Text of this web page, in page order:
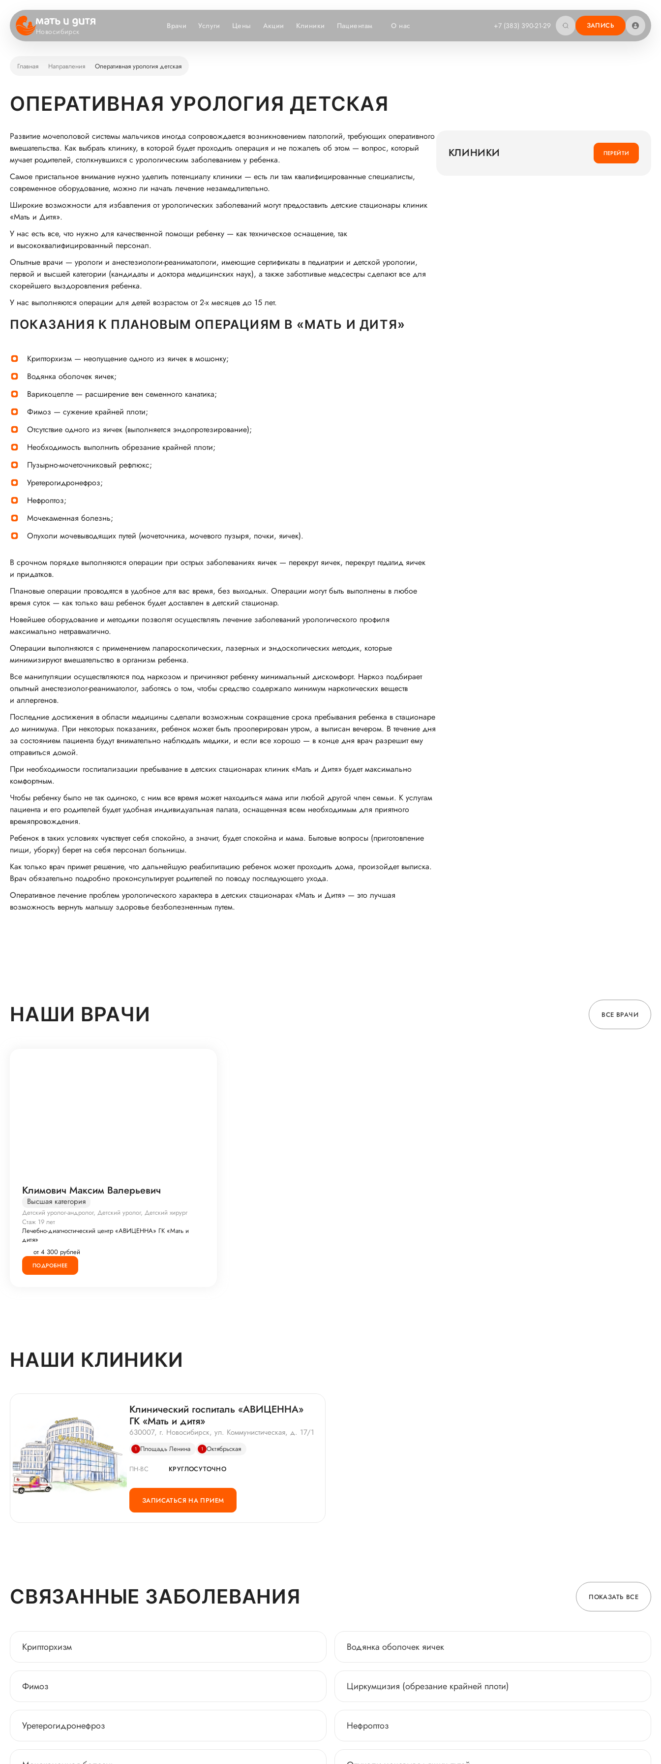
Новосибирск
Врачи Услуги Цены Акции Клиники Пациентам О нас +7 (383) 390-21-29 ЗАПИСЬ
Главная Направления Оперативная урология детская
ОПЕРАТИВНАЯ УРОЛОГИЯ ДЕТСКАЯ
Развитие мочеполовой системы мальчиков иногда сопровождается возникновением патологий, требующих оперативного
вмешательства. Как выбрать клинику, в которой будет проходить операция и не пожалеть об этом — вопрос, который
мучает родителей, столкнувшихся с урологическим заболеванием у ребенка.
Самое пристальное внимание нужно уделить потенциалу клиники — есть ли там квалифицированные специалисты,
современное оборудование, можно ли начать лечение незамедлительно.
Широкие возможности для избавления от урологических заболеваний могут предоставить детские стационары клиник
«Мать и Дитя».
У нас есть все, что нужно для качественной помощи ребенку — как техническое оснащение, так
и высококвалифицированный персонал.
Опытные врачи — урологи и анестезиологи-реаниматологи, имеющие сертификаты в педиатрии и детской урологии,
первой и высшей категории (кандидаты и доктора медицинских наук), а также заботливые медсестры сделают все для
скорейшего выздоровления ребенка.
У нас выполняются операции для детей возрастом от 2-х месяцев до 15 лет.
ПОКАЗАНИЯ К ПЛАНОВЫМ ОПЕРАЦИЯМ В «МАТЬ И ДИТЯ»
Крипторхизм — неопущение одного из яичек в мошонку;
Водянка оболочек яичек;
Варикоцелле — расширение вен семенного канатика;
Фимоз — сужение крайней плоти;
Отсутствие одного из яичек (выполняется эндопротезирование);
Необходимость выполнить обрезание крайней плоти;
Пузырно-мочеточниковый рефлюкс;
Уретерогидронефроз;
Нефроптоз;
Мочекаменная болезнь;
Опухоли мочевыводящих путей (мочеточника, мочевого пузыря, почки, яичек).
В срочном порядке выполняются операции при острых заболеваниях яичек — перекрут яичек, перекрут гедатид яичек
и придатков.
Плановые операции проводятся в удобное для вас время, без выходных. Операции могут быть выполнены в любое
время суток — как только ваш ребенок будет доставлен в детский стационар.
Новейшее оборудование и методики позволят осуществлять лечение заболеваний урологического профиля
максимально нетравматично.
Операции выполняются с применением лапароскопических, лазерных и эндоскопических методик, которые
минимизируют вмешательство в организм ребенка.
Все манипуляции осуществляются под наркозом и причиняют ребенку минимальный дискомфорт. Наркоз подбирает
опытный анестезиолог-реаниматолог, заботясь о том, чтобы средство содержало минимум наркотических веществ
и аллергенов.
Последние достижения в области медицины сделали возможным сокращение срока пребывания ребенка в стационаре
до минимума. При некоторых показаниях, ребенок может быть прооперирован утром, а выписан вечером. В течение дня
за состоянием пациента будут внимательно наблюдать медики, и если все хорошо — в конце дня врач разрешит ему
отправиться домой.
При необходимости госпитализации пребывание в детских стационарах клиник «Мать и Дитя» будет максимально
комфортным.
Чтобы ребенку было не так одиноко, с ним все время может находиться мама или любой другой член семьи. К услугам
пациента и его родителей будет удобная индивидуальная палата, оснащенная всем необходимым для приятного
времяпровождения.
Ребенок в таких условиях чувствует себя спокойно, а значит, будет спокойна и мама. Бытовые вопросы (приготовление
пищи, уборку) берет на себя персонал больницы.
Как только врач примет решение, что дальнейшую реабилитацию ребенок может проходить дома, произойдет выписка.
Врач обязательно подробно проконсультирует родителей по поводу последующего ухода.
Оперативное лечение проблем урологического характера в детских стационарах «Мать и Дитя» — это лучшая
возможность вернуть малышу здоровье безболезненным путем.
КЛИНИКИ ПЕРЕЙТИ
НАШИ ВРАЧИ ВСЕ ВРАЧИ
Климович Максим Валерьевич
Высшая категория
Детский уролог-андролог, Детский уролог, Детский хирург
Стаж 19 лет
Лечебно-диагностический центр «АВИЦЕННА» ГК «Мать и
дитя»
от 4 300 рублей
ПОДРОБНЕЕ
НАШИ КЛИНИКИ
Клинический госпиталь «АВИЦЕННА»
ГК «Мать и дитя»
630007, г. Новосибирск, ул. Коммунистическая, д. 17/1
1 Площадь Ленина 1 Октябрьская
ПН-ВС КРУГЛОСУТОЧНО
ЗАПИСАТЬСЯ НА ПРИЕМ
СВЯЗАННЫЕ ЗАБОЛЕВАНИЯ ПОКАЗАТЬ ВСЕ
Крипторхизм Водянка оболочек яичек
Фимоз Циркумцизия (обрезание крайней плоти)
Уретерогидронефроз Нефроптоз